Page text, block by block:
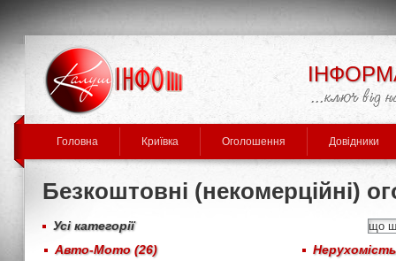
Головна Криївка Оголошення Довідники
Безкоштовні (некомерційні)
Усі категорії
Авто-Мото (26)